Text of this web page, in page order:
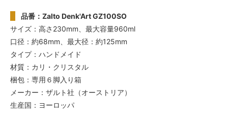
品番：Zalto Denk'Art GZ100SO
サイズ：高さ230mm、最大容量960ml
口径：約68mm、最大径：約125mm
タイプ：ハンドメイド
材質：カリ・クリスタル
梱包：専用６脚入り箱
メーカー：ザルト社（オーストリア）
生産国：ヨーロッパ